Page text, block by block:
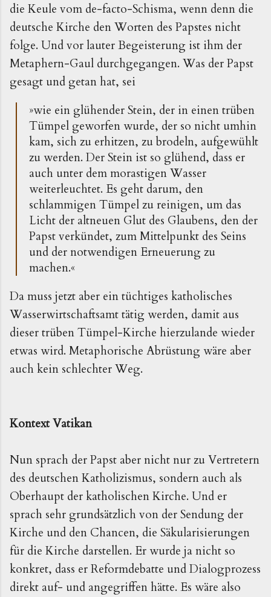
die Keule vom de-facto-Schisma, wenn denn die
deutsche Kirche den Worten des Papstes nicht
folge. Und vor lauter Begeisterung ist ihm der
Metaphern-Gaul durchgegangen. Was der Papst
gesagt und getan hat, sei
»wie ein glühender Stein, der in einen trüben
Tümpel geworfen wurde, der so nicht umhin
kam, sich zu erhitzen, zu brodeln, aufgewühlt
zu werden. Der Stein ist so glühend, dass er
auch unter dem morastigen Wasser
weiterleuchtet. Es geht darum, den
schlammigen Tümpel zu reinigen, um das
Licht der altneuen Glut des Glaubens, den der
Papst verkündet, zum Mittelpunkt des Seins
und der notwendigen Erneuerung zu
machen.«
Da muss jetzt aber ein tüchtiges katholisches
Wasserwirtschaftsamt tätig werden, damit aus
dieser trüben Tümpel-Kirche hierzulande wieder
etwas wird. Metaphorische Abrüstung wäre aber
auch kein schlechter Weg.
Kontext Vatikan
Nun sprach der Papst aber nicht nur zu Vertretern
des deutschen Katholizismus, sondern auch als
Oberhaupt der katholischen Kirche. Und er
sprach sehr grundsätzlich von der Sendung der
Kirche und den Chancen, die Säkularisierungen
für die Kirche darstellen. Er wurde ja nicht so
konkret, dass er Reformdebatte und Dialogprozess
direkt auf- und angegriffen hätte. Es wäre also